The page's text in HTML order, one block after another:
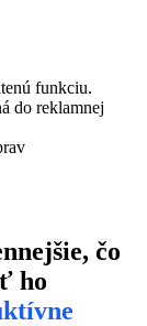
funkciu.
do reklamnej
čo
ho